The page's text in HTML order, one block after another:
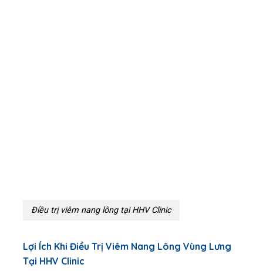
Điều trị viêm nang lông tại HHV Clinic
Lợi Ích Khi Điều Trị Viêm Nang Lông Vùng Lưng
Tại HHV Clinic